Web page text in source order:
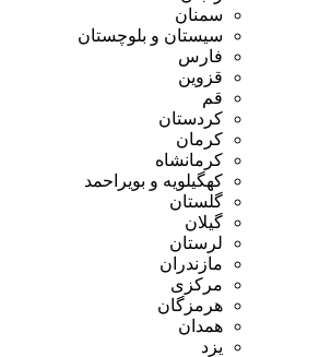
سمنان
سیستان و بلوچستان
فارس
قزوین
قم
کردستان
کرمان
کرمانشاه
کهگیلویه و بویراحمد
گلستان
گیلان
لرستان
مازندران
مرکزی
هرمزگان
همدان
یزد